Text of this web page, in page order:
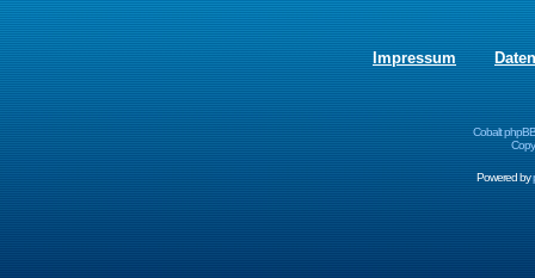
Impressum
Cobalt
Powered by